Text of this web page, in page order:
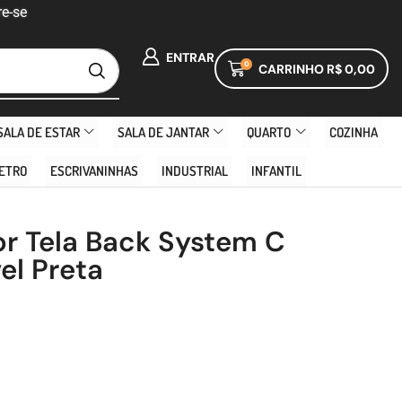
se
ENTRAR 0 CARRINHO R$0,00
DE ESTAR SALA DE JANTAR QUARTO COZINHA
ESCRIVANINHAS INDUSTRIAL INFANTIL
Tela Back System C
Preta